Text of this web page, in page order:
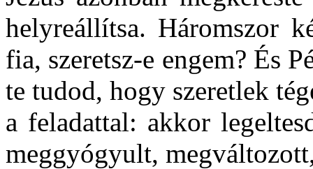
helyreállítsa. Háromszor
fia, szeretsz-e engem? És
te tudod, hogy szeretlek
a feladattal: akkor
meggyógyult,